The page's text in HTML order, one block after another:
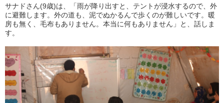
サナドさん(9歳)は、「雨が降り出すと、テントが浸水するので、外
に避難します。外の道も、泥でぬかるんで歩くのが難しいです。暖
房も無く、毛布もありません。本当に何もありません」と、話しま
す。